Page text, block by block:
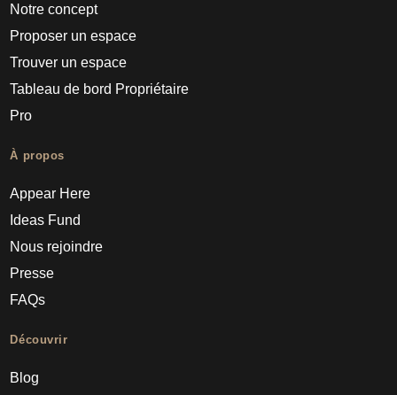
Notre concept
Proposer un espace
Trouver un espace
Tableau de bord Propriétaire
Pro
À propos
Appear Here
Ideas Fund
Nous rejoindre
Presse
FAQs
Découvrir
Blog